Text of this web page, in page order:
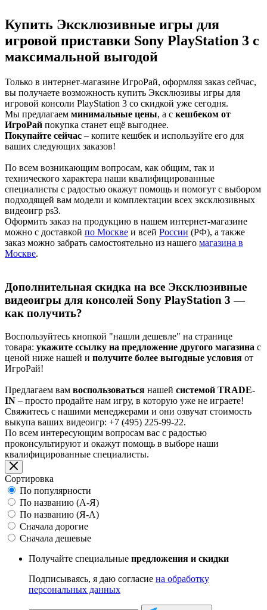
Купить Эксклюзивные игры для
игровой приставки Sony PlayStation 3 с
максимальной выгодой
Только в интернет-магазине ИгроРай, оформляя заказ сейчас,
вы получаете возможность купить Эксклюзивы игры для
игровой консоли PlayStation 3 со скидкой уже сегодня.
Мы предлагаем минимальные цены, а с кешбеком от
ИгроРай покупка станет ещё выгоднее.
Покупайте сейчас – копите кешбек и используйте его для
ваших следующих заказов!
По всем возникающим вопросам, как общим, так и
технического характера наши квалифицированные
специалисты с радостью окажут помощь и помогут с выбором
подходящей вам модели и комплектации всех эксклюзивных
видеоигр ps3.
Оформить заказ на продукцию в нашем интернет-магазине
можно с доставкой по Москве и всей России (РФ), а также
заказ можно забрать самостоятельно из нашего магазина в
Москве.
Дополнительная скидка на все Эксклюзивные
видеоигры для консолей Sony PlayStation 3 —
как получить?
Воспользуйтесь кнопкой "нашли дешевле" на странице
товара: укажите ссылку на предложение другого магазина с
ценой ниже нашей и получите более выгодные условия от
ИгроРай!
Предлагаем вам воспользоваться нашей системой TRADE-
IN – просто продайте нам игру, в которую уже не играете!
Свяжитесь с нашими менеджерами и они озвучат стоимость
выкупа ваших видеоигр: +7 (495) 225-99-22.
По всем интересующим вопросам вас с радостью
проконсультируют и окажут помощь в выборе наши
квалифицированные специалисты.
Сортировка
По популярности
По названию (А-Я)
По названию (Я-А)
Сначала дорогие
Сначала дешевые
Получайте специальные предложения и скидки
Подписываясь, я даю согласие на обработку
персональных данных